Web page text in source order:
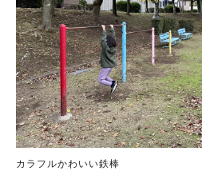
カラフルかわいい鉄棒